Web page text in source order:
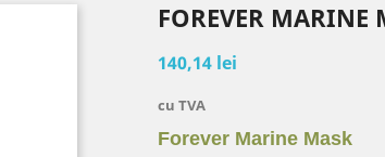
FOREVER MARINE
140,14 lei
cu TVA
Forever Marine Mask